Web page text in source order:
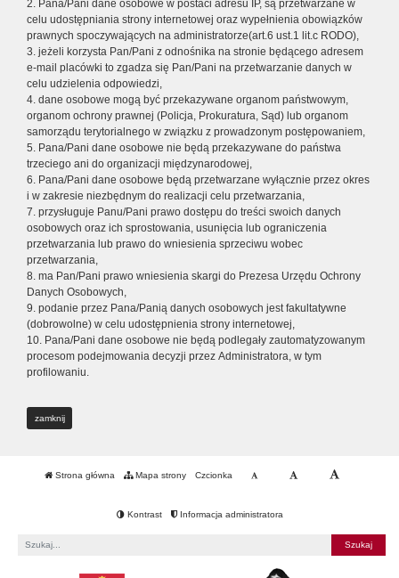
2. Pana/Pani dane osobowe w postaci adresu IP, są przetwarzane w
celu udostępniania strony internetowej oraz wypełnienia obowiązków
prawnych spoczywających na administratorze(art.6 ust.1 lit.c RODO),
3. jeżeli korzysta Pan/Pani z odnośnika na stronie będącego adresem
e-mail placówki to zgadza się Pan/Pani na przetwarzanie danych w
celu udzielenia odpowiedzi,
4. dane osobowe mogą być przekazywane organom państwowym,
organom ochrony prawnej (Policja, Prokuratura, Sąd) lub organom
samorządu terytorialnego w związku z prowadzonym postępowaniem,
5. Pana/Pani dane osobowe nie będą przekazywane do państwa
trzeciego ani do organizacji międzynarodowej,
6. Pana/Pani dane osobowe będą przetwarzane wyłącznie przez okres
i w zakresie niezbędnym do realizacji celu przetwarzania,
7. przysługuje Panu/Pani prawo dostępu do treści swoich danych
osobowych oraz ich sprostowania, usunięcia lub ograniczenia
przetwarzania lub prawo do wniesienia sprzeciwu wobec
przetwarzania,
8. ma Pan/Pani prawo wniesienia skargi do Prezesa Urzędu Ochrony
Danych Osobowych,
9. podanie przez Pana/Panią danych osobowych jest fakultatywne
(dobrowolne) w celu udostępnienia strony internetowej,
10. Pana/Pani dane osobowe nie będą podlegały zautomatyzowanym
procesom podejmowania decyzji przez Administratora, w tym
profilowaniu.
zamknij
Strona główna Mapa strony Czcionka
Kontrast Informacja administratora